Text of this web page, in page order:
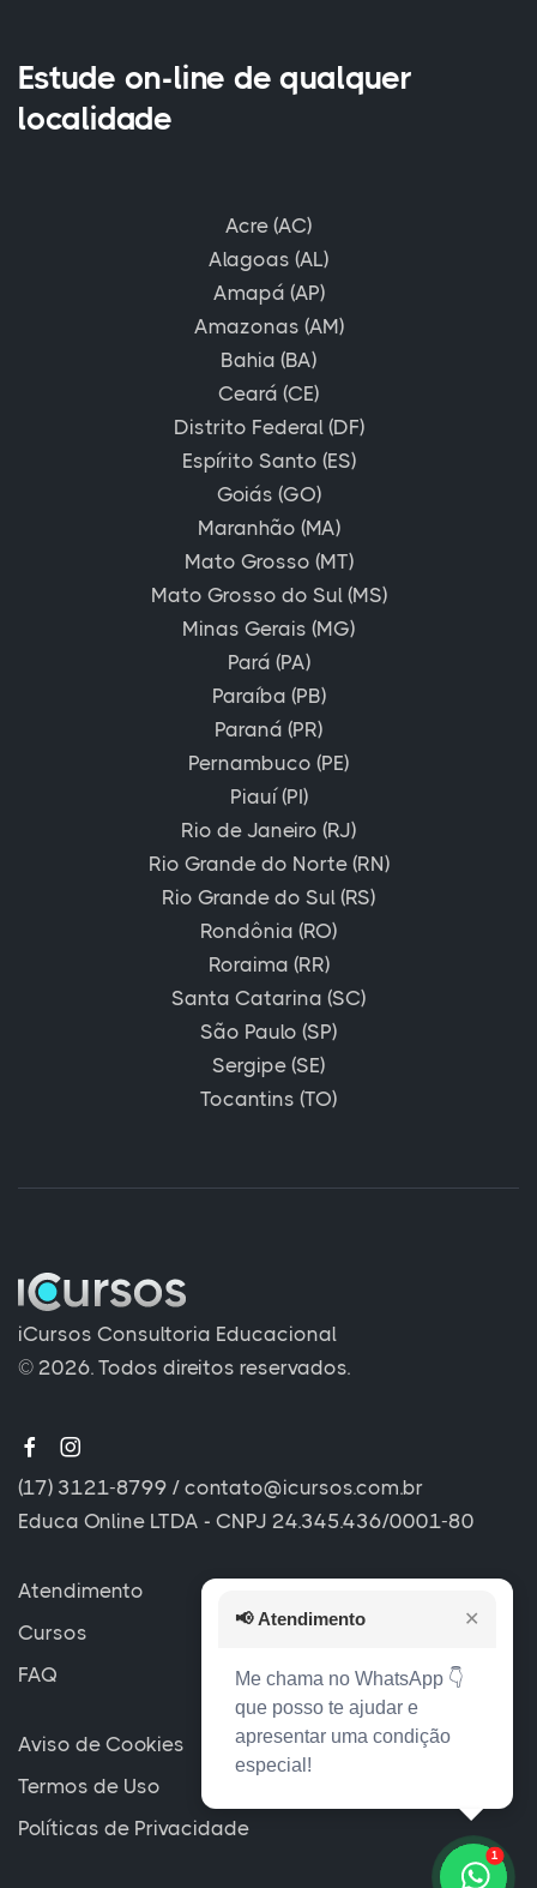
Estude on-line de qualquer
localidade
Acre (AC)
Alagoas (AL)
Amapá (AP)
Amazonas (AM)
Bahia (BA)
Ceará (CE)
Distrito Federal (DF)
Espírito Santo (ES)
Goiás (GO)
Maranhão (MA)
Mato Grosso (MT)
Mato Grosso do Sul (MS)
Minas Gerais (MG)
Pará (PA)
Paraíba (PB)
Paraná (PR)
Pernambuco (PE)
Piauí (PI)
Rio de Janeiro (RJ)
Rio Grande do Norte (RN)
Rio Grande do Sul (RS)
Rondônia (RO)
Roraima (RR)
Santa Catarina (SC)
São Paulo (SP)
Sergipe (SE)
Tocantins (TO)
iCursos Consultoria Educacional
© 2026. Todos direitos reservados.
(17) 3121-8799 / contato@icursos.com.br
Educa Online LTDA - CNPJ 24.345.436/0001-80
Atendimento
Cursos
FAQ
Aviso de Cookies
Termos de Uso
Políticas de Privacidade
1
📢 Atendimento ✕
Me chama no WhatsApp 👇
que posso te ajudar e
apresentar uma condição
especial!